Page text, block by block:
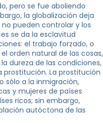
pero se fue aboliendo
la globalización deja
pueden controlar y los
se da la esclavitud
el trabajo forzado, o
orden natural de las cosas,
dureza de las condiciones,
prostitución. La prostitución
sólo a la inmigración,
y mujeres de países
ricos; sin embargo,
autóctona de las